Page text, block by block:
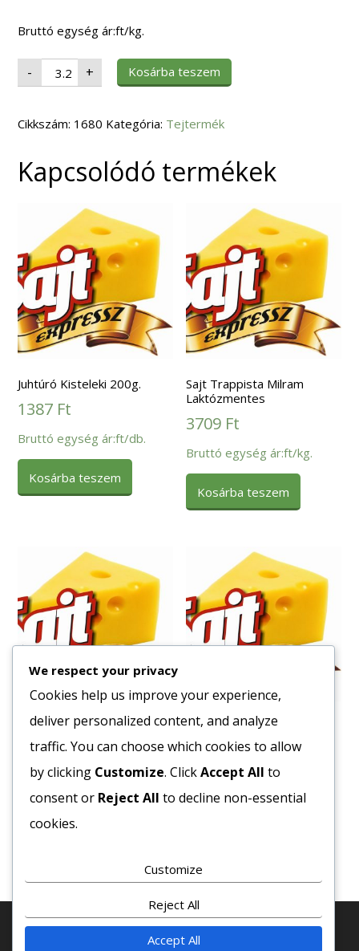
Bruttó egység ár:ft/kg.
- Sajt
Eidami
3,2
+ Kosárba teszem
Cikkszám: 1680 Kategória: Tejtermék
Kapcsolódó termékek
Juhtúró Kisteleki 200g.
1387 Ft
Bruttó egység ár:ft/db.
Kosárba teszem
Sajt Trappista Milram
Laktózmentes
3709 Ft
Bruttó egység ár:ft/kg.
Kosárba teszem
Sajtkrém 1/1
2010Ft
Bruttó egység ár:ft/kg.
Kosárba teszem
Sajt Cheddar Szeletelt
1,033 kg 84 szelet MLK
4530Ft
Bruttó egység ár:ft/db.
© 2020 COPYRIGHT - MINDEN JOG FENTTARVA! · SAJT-
We respect your privacy
Cookies help us improve your experience,
deliver personalized content, and analyze
traffic. You can choose which cookies to allow
by clicking Customize. ClickAccept All to
consent or Reject All to decline non-essential
cookies.
Customize
Reject All
Accept All